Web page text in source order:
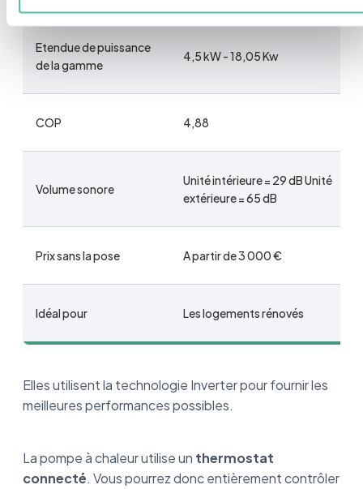
Etendue de puissance
de la gamme
4,5 kW - 18,05 Kw
COP 4,88
Volume sonore
Unité intérieure = 29 dB Unité
extérieure = 65 dB
Prix sans la pose A partir de 3 000 €
Idéal pour Les logements rénovés
Elles utilisent la technologie Inverter pour fournir les
meilleures performances possibles.
La pompe à chaleur utilise un thermostat
connecté. Vous pourrez donc entièrement contrôler